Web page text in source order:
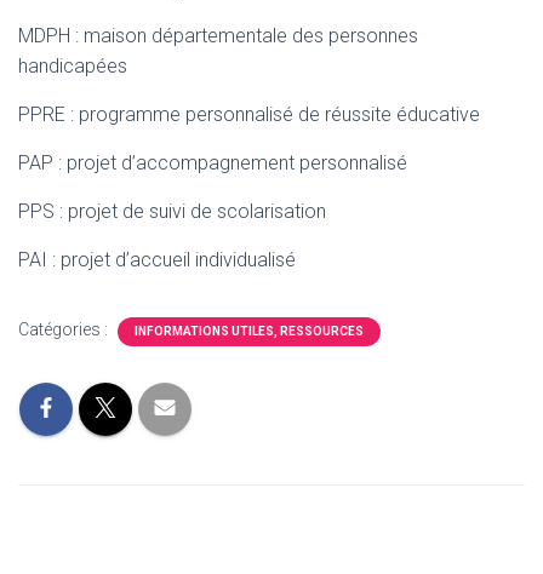
MDPH : maison départementale des personnes
handicapées
PPRE : programme personnalisé de réussite éducative
PAP : projet d’accompagnement personnalisé
PPS : projet de suivi de scolarisation
PAI : projet d’accueil individualisé
Catégories : INFORMATIONS UTILES, RESSOURCES